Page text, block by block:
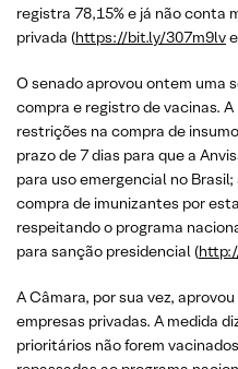
registra 78,15% e já não conta
privada (https://bit.ly/307m9lve
O senado aprovou ontem uma
compra e registro de vacinas.
restrições na compra de
prazo de 7 dias para que a
para uso emergencial no
compra de imunizantes por
respeitando o programa
para sanção presidencial (
A Câmara, por sua vez,
empresas privadas. A medida
prioritários não forem